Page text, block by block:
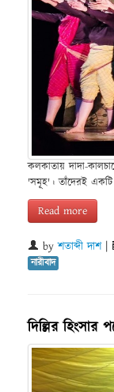
কলকাতায় দাদা-
'সমূহ'। তাঁদেরই একটি
Read more
byশতাব্দী দাশ|
নারীবাদ
দিল্লির